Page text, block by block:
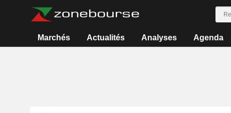
Marchés Actualités Analyses Agenda